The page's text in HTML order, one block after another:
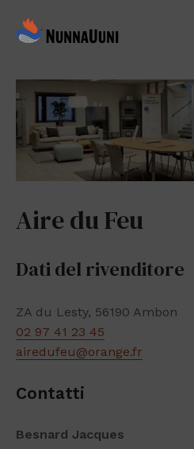
NunnaUuni
suomalainen
vuolukivitakka
Aire du Feu
Dati del rivenditore
ZA du Lesty, 56190 Ambon
02 97 41 23 45
airedufeu@orange.fr
Contatti
Besnard Jacques